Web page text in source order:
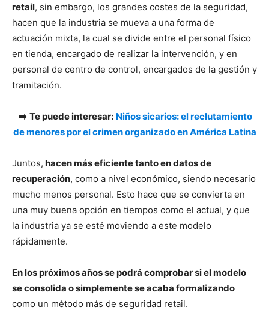
retail, sin embargo, los grandes costes de la seguridad,
hacen que la industria se mueva a una forma de
actuación mixta, la cual se divide entre el personal físico
en tienda, encargado de realizar la intervención, y en
personal de centro de control, encargados de la gestión y
tramitación.
➡️ Te puede interesar: Niños sicarios: el reclutamiento
de menores por el crimen organizado en América Latina
Juntos, hacen más eficiente tanto en datos de
recuperación, como a nivel económico, siendo necesario
mucho menos personal. Esto hace que se convierta en
una muy buena opción en tiempos como el actual, y que
la industria ya se esté moviendo a este modelo
rápidamente.
En los próximos años se podrá comprobar si el modelo
se consolida o simplemente se acaba formalizando
como un método más de seguridad retail.